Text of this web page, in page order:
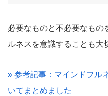
必要なものと不必要なもの
ルネスを意識することも大
» 参考記事：マインドフル
いてまとめました